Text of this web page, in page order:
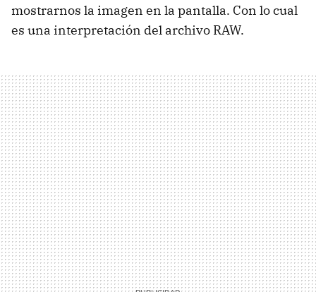
mostrarnos la imagen en la pantalla. Con lo cual
es una interpretación del archivo RAW.